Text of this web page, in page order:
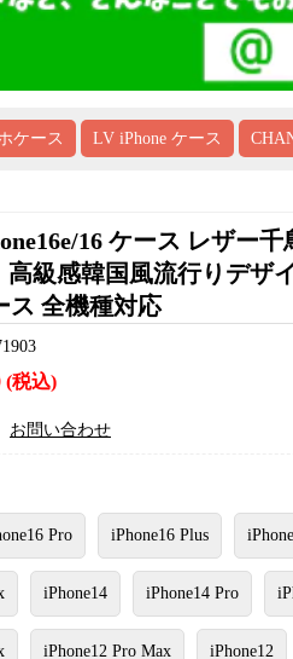
ケース LV iPhone ケース
16 ケース レザー
級感韓国風流行りデザ
ス 全機種対応
(税込)
お問い合わせ
Pro iPhone16 Plus
iPhone14 iPhone14 Pro
iPhone12 Pro Max iPhone12